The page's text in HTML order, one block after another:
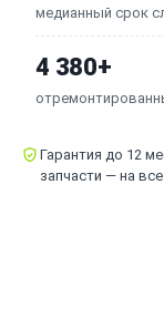
медианный срок
4 380+
Гарантия до 12
запчасти — на